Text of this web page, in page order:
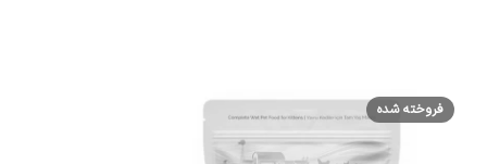
فروخته شده